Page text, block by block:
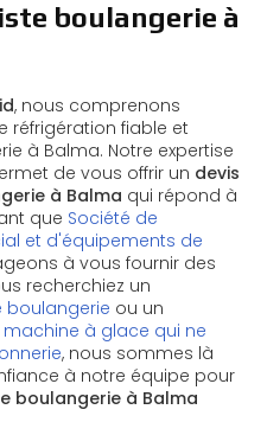
boulangerie à
, nous comprenons
réfrigération fiable et
à Balma. Notre expertise
de vous offrir un devis
à Balma qui répond à
que Société de
et d'équipements de
à vous fournir des
recherchiez un
boulangerie ou un
à glace qui ne
, nous sommes là
à notre équipe pour
boulangerie à Balma